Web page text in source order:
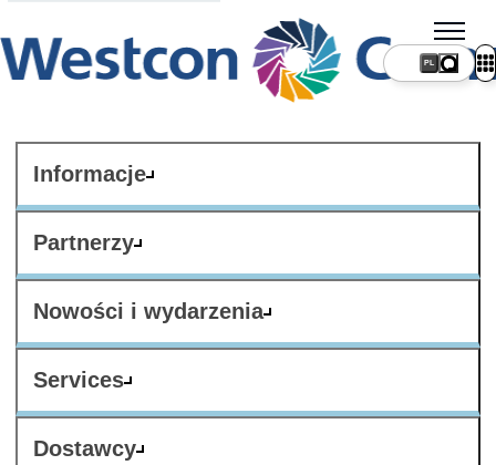
Informacje
Partnerzy
Nowości i wydarzenia
Services
Dostawcy
PL